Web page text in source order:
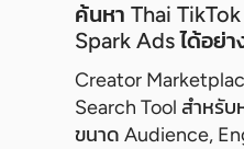
ค้นหา Thai
Spark Ads ได้อย่า
Creator
Search Tool สำหรั
ขนาด Audience,